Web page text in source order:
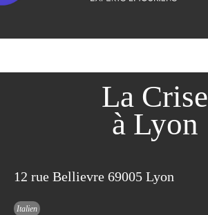
La Crise
à Lyon
12 rue Bellievre 69005 Lyon
Italien